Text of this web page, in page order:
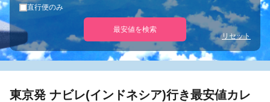
直行便のみ
最安値を検索
リセット
東京発 ナビレ(インドネシア)行き最安値カレ